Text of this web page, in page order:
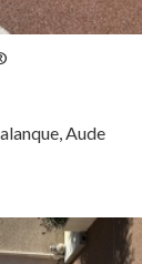
Aude